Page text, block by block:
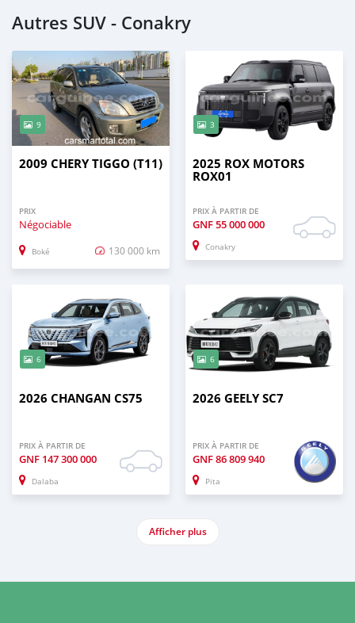
Autres SUV - Conakry
9
2009 CHERY TIGGO (T11)
PRIX
Négociable
Boké 130 000 km
3
2025 ROX MOTORS
ROX01
PRIX À PARTIR DE
GNF55 000 000
Conakry
6
2026 CHANGAN CS75
PRIX À PARTIR DE
GNF 147 300 000
Dalaba
6
2026 GEELY SC7
PRIX À PARTIR DE
GNF86 809 940
Pita
Afficher plus